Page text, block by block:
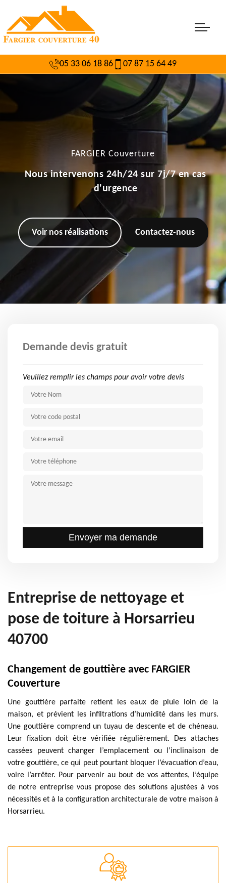
05 33 06 18 86 07 87 15 64 49
FARGIER Couverture
Nous intervenons 24h/24 sur 7j/7 en cas
d'urgence
Voir nos réalisations Contactez-nous
Demande devis gratuit
Veuillez remplir les champs pour avoir votre devis
Entreprise de nettoyage et
pose de toiture à Horsarrieu
40700
Changement de gouttière avec FARGIER
Couverture
Une gouttière parfaite retient les eaux de pluie loin de la
maison, et prévient les infiltrations d’humidité dans les murs.
Une gouttière comprend un tuyau de descente et de chéneau.
Leur fixation doit être vérifiée régulièrement. Des attaches
cassées peuvent changer l’emplacement ou l’inclinaison de
votre gouttière, ce qui peut pourtant bloquer l’évacuation d’eau,
voire l’arrêter. Pour parvenir au bout de vos attentes, l’équipe
de notre entreprise vous propose des solutions ajustées à vos
nécessités et à la configuration architecturale de votre maison à
Horsarrieu.